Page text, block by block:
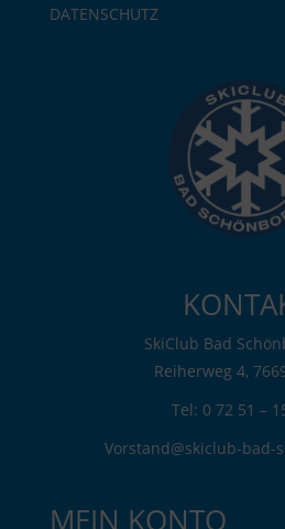
DATENSCHUTZ
SkiClub Bad
Reiherweg 4,
Tel: 0 72 51 –
Vorstand@skiclub-bad-
MEIN KONTO